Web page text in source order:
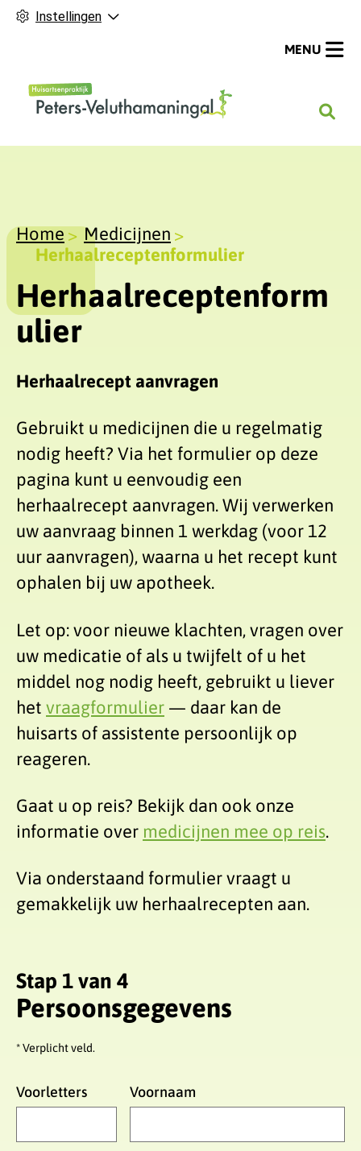
Instellingen
H
u
MENU
Home
Medicijnen
Herhaalreceptenformulier
Herhaalreceptenform
ulier
Herhaalrecept aanvragen
Gebruikt u medicijnen die u regelmatig
nodig heeft? Via het formulier op deze
pagina kunt u eenvoudig een
herhaalrecept aanvragen. Wij verwerken
uw aanvraag binnen 1 werkdag (voor 12
uur aanvragen), waarna u het recept kunt
ophalen bij uw apotheek.
Let op: voor nieuwe klachten, vragen over
uw medicatie of als u twijfelt of u het
middel nog nodig heeft, gebruikt u liever
het vraagformulier — daar kan de
huisarts of assistente persoonlijk op
reageren.
Gaat u op reis? Bekijk dan ook onze
informatie over medicijnen mee op reis.
Via onderstaand formulier vraagt u
gemakkelijk uw herhaalrecepten aan.
Stap 1 van 4
Persoonsgegevens
* Verplicht veld.
Voorletters Voornaam